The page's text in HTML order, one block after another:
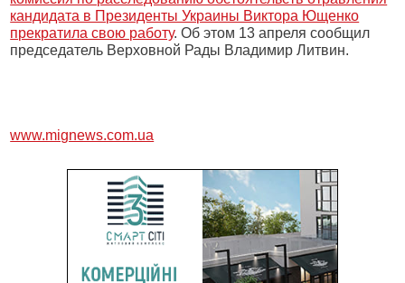
кандидата в Президенты Украины Виктора Ющенко
прекратила свою работу. Об этом 13 апреля сообщил
председатель Верховной Рады Владимир Литвин.
www.mignews.com.ua